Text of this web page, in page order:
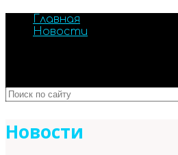
Главная
Новости
Новости